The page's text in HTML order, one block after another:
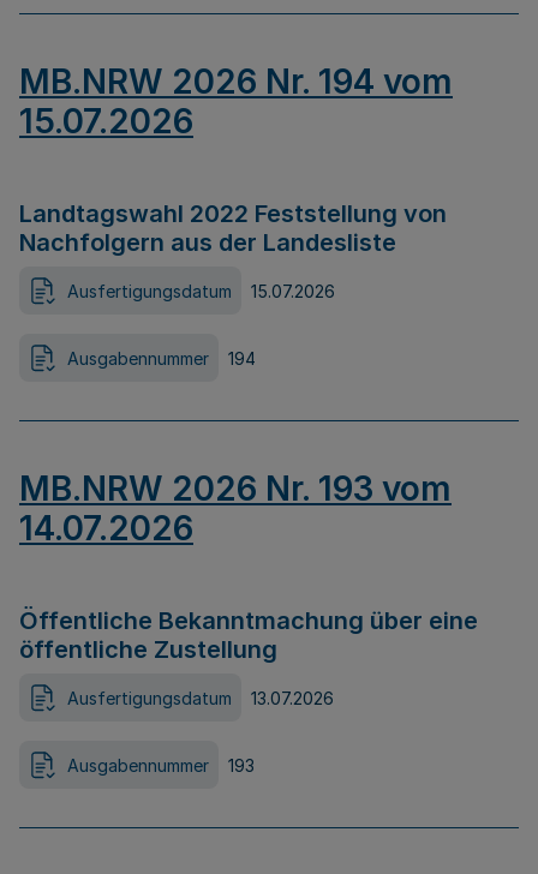
MB.NRW 2026 Nr. 194 vom
15.07.2026
Landtagswahl 2022 Feststellung von
Nachfolgern aus der Landesliste
Ausfertigungsdatum 15.07.2026
Ausgabennummer 194
MB.NRW 2026 Nr. 193 vom
14.07.2026
Öffentliche Bekanntmachung über eine
öffentliche Zustellung
Ausfertigungsdatum 13.07.2026
Ausgabennummer 193